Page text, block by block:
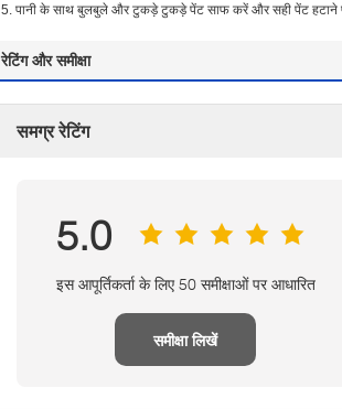
5. पानी के साथ बुलबुले और टुकड़े टुकड़े पेंट साफ करें और सही पेंट हटाने
रेटिंग और समीक्षा
समग्र रेटिंग
5.0
इस आपूर्तिकर्ता के लिए 50 समीक्षाओं पर आधारित
समीक्षा लिखें